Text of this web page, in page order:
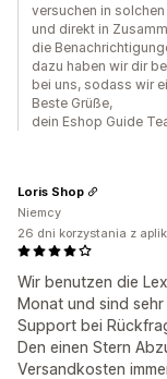
versuchen in
und direkt in
die
dazu haben wir dir
bei uns, sodass wir
Beste Grüße,
dein Eshop Guide
Wir benutzen die
Monat und sind
Support bei
Den einen Stern
Versandkosten
Loris Shop
Niemcy
26 dni korzystania z